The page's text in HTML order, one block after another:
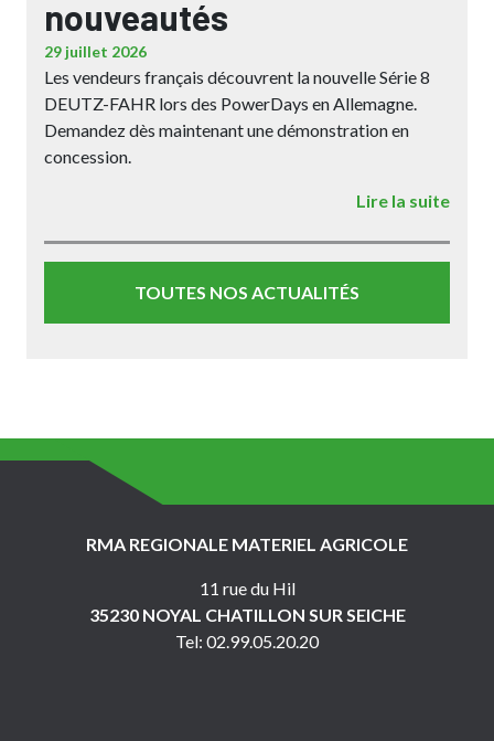
nouveautés
29 juillet 2026
Les vendeurs français découvrent la nouvelle Série 8
DEUTZ-FAHR lors des PowerDays en Allemagne.
Demandez dès maintenant une démonstration en
concession.
Lire la suite
TOUTES NOS ACTUALITÉS
RMA REGIONALE MATERIEL AGRICOLE
11 rue du Hil
35230 NOYAL CHATILLON SUR SEICHE
Tel: 02.99.05.20.20